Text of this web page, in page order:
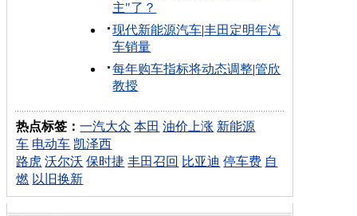
主"了？
现代新能源汽车|丰田定明年汽
车销量
每年购车指标将动态调整|管欣
教授
热点标签：一汽大众 本田 油价上涨 新能源
车 电动车 凯泽西
路虎 沃尔沃 保时捷 丰田召回 比亚迪 停车费 自
燃 以旧换新